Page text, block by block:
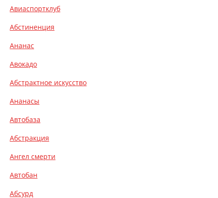
Авиаспортклуб
Абстиненция
Ананас
Авокадо
Абстрактное искусство
Ананасы
Автобаза
Абстракция
Ангел смерти
Автобан
Абсурд